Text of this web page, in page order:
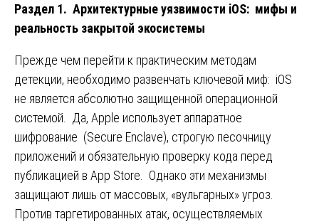
Раздел 1. Архитектурные уязвимости iOS: мифы и
реальность закрытой экосистемы
Прежде чем перейти к практическим методам
детекции, необходимо развенчать ключевой миф: iOS
не является абсолютно защищенной операционной
системой. Да, Apple использует аппаратное
шифрование (Secure Enclave), строгую песочницу
приложений и обязательную проверку кода перед
публикацией в App Store. Однако эти механизмы
защищают лишь от массовых, «вульгарных» угроз.
Против таргетированных атак, осуществляемых